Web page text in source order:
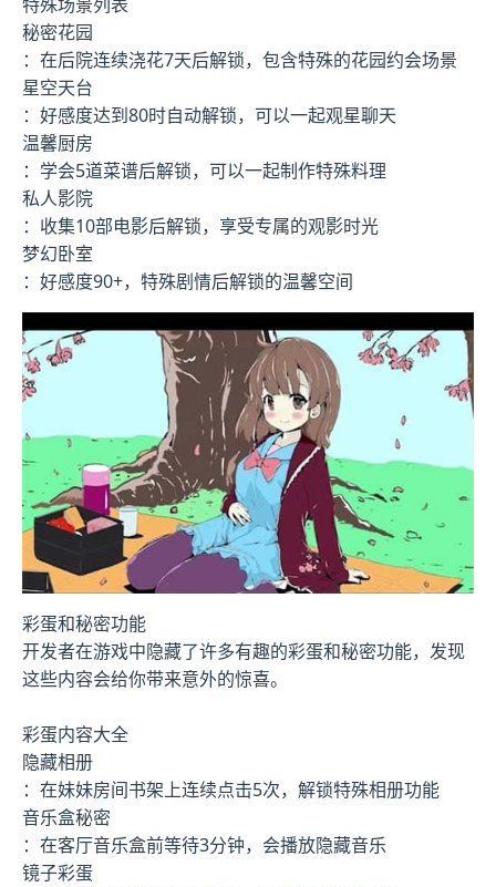
秘密花园
：在后院连续浇花7天后解锁，包含特殊的花园约会场景
星空天台
：好感度达到80时自动解锁，可以一起观星聊天
温馨厨房
：学会5道菜谱后解锁，可以一起制作特殊料理
私人影院
：收集10部电影后解锁，享受专属的观影时光
梦幻卧室
：好感度90+，特殊剧情后解锁的温馨空间
彩蛋和秘密功能
开发者在游戏中隐藏了许多有趣的彩蛋和秘密功能，发现
这些内容会给你带来意外的惊喜。
彩蛋内容大全
隐藏相册
：在妹妹房间书架上连续点击5次，解锁特殊相册功能
音乐盒秘密
：在客厅音乐盒前等待3分钟，会播放隐藏音乐
镜子彩蛋